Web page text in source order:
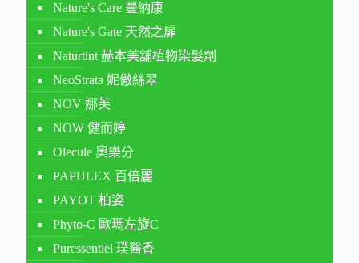
Nature's Care 豐納康
Nature's Gate 天然之扉
Naturtint 赫本美舖植物染髮劑
NeoStrata 妮傲絲翠
NOV 娜芙
NOW 健而婷
Olecule 奧樂分
PAPULEX 百倍麗
PAYOT 柏姿
Phyto-C 歐瑪左旋C
Puressentiel 璞醫香